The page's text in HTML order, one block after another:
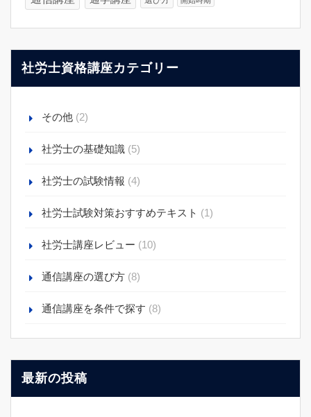
社労士資格講座カテゴリー
その他 (2)
社労士の基礎知識 (5)
社労士の試験情報 (4)
社労士試験対策おすすめテキスト (1)
社労士講座レビュー (10)
通信講座の選び方 (8)
通信講座を条件で探す (8)
最新の投稿